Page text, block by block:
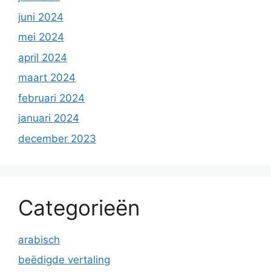
juni 2024
mei 2024
april 2024
maart 2024
februari 2024
januari 2024
december 2023
Categorieën
arabisch
beëdigde vertaling